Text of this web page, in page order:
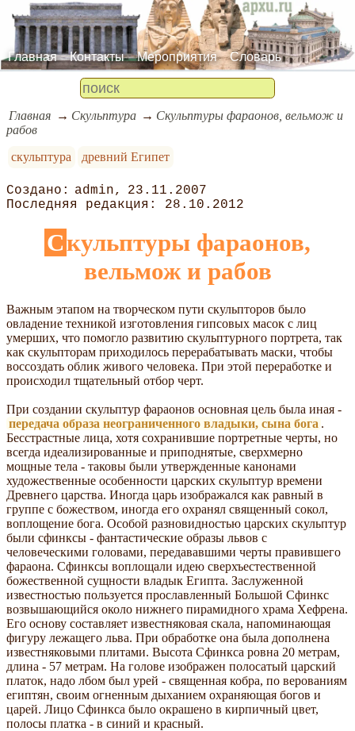
Главная Контакты Мероприятия Словарь
Главная Скульптура
Скульптуры фараонов, вельмож и
рабов
скульптура
древний Египет
admin
23.11.2007
28.10.2012
Скульптуры фараонов,
вельмож и рабов
Важным этапом на творческом пути скульпторов было
овладение техникой изготовления гипсовых масок с лиц
умерших, что помогло развитию скульптурного портрета, так
как скульпторам приходилось перерабатывать маски, чтобы
воссоздать облик живого человека. При этой переработке и
происходил тщательный отбор черт.
При создании скульптур фараонов основная цель была иная -
передача образа неограниченного владыки, сына бога .
Бесстрастные лица, хотя сохранившие портретные черты, но
всегда идеализированные и приподнятые, сверхмерно
мощные тела - таковы были утвержденные канонами
художественные особенности царских скульптур времени
Древнего царства. Иногда царь изображался как равный в
группе с божеством, иногда его охранял священный сокол,
воплощение бога. Особой разновидностью царских скульптур
были сфинксы - фантастические образы львов с
человеческими головами, передававшими черты правившего
фараона. Сфинксы воплощали идею сверхъестественной
божественной сущности владык Египта. Заслуженной
известностью пользуется прославленный Большой Сфинкс
возвышающийся около нижнего пирамидного храма Хефрена.
Его основу составляет известняковая скала, напоминающая
фигуру лежащего льва. При обработке она была дополнена
известняковыми плитами. Высота Сфинкса ровна 20 метрам,
длина - 57 метрам. На голове изображен полосатый царский
платок, надо лбом был урей - священная кобра, по верованиям
египтян, своим огненным дыханием охраняющая богов и
царей. Лицо Сфинкса было окрашено в кирпичный цвет,
полосы платка - в синий и красный.